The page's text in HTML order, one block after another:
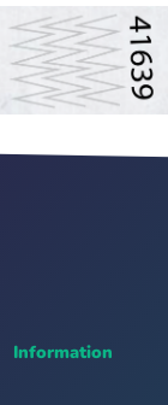
Information